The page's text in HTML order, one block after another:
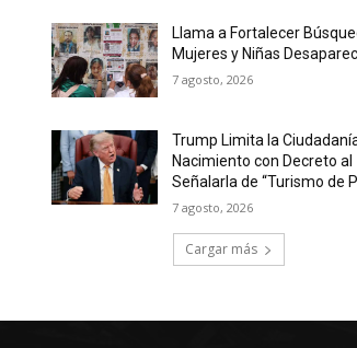
Llama a Fortalecer
Mujeres y Niñas
7 agosto, 2026
Trump Limita la
Nacimiento con Decreto al
Señalarla de “Turismo de
7 agosto, 2026
Cargar más